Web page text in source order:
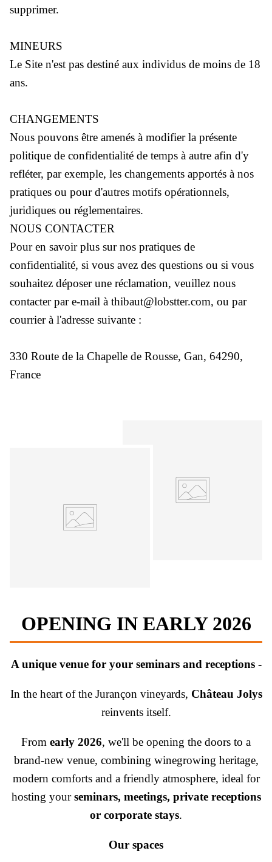
supprimer.
MINEURS
Le Site n'est pas destiné aux individus de moins de 18
ans.
CHANGEMENTS
Nous pouvons être amenés à modifier la présente
politique de confidentialité de temps à autre afin d'y
refléter, par exemple, les changements apportés à nos
pratiques ou pour d'autres motifs opérationnels,
juridiques ou réglementaires.
NOUS CONTACTER
Pour en savoir plus sur nos pratiques de
confidentialité, si vous avez des questions ou si vous
souhaitez déposer une réclamation, veuillez nous
contacter par e-mail à thibaut@lobstter.com, ou par
courrier à l'adresse suivante :
330 Route de la Chapelle de Rousse, Gan, 64290,
France
OPENING IN EARLY 2026
A unique venue for your seminars and receptions -
In the heart of the Jurançon vineyards, Château Jolys
reinvents itself.
From early 2026, we'll be opening the doors to a
brand-new venue, combining winegrowing heritage,
modern comforts and a friendly atmosphere, ideal for
hosting yourseminars, meetings, private receptions
or corporate stays.
Our spaces